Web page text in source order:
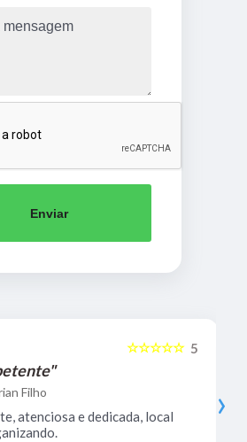
Enviar
5
☆☆☆☆☆
Filho
atenciosa e dedicada, local
›